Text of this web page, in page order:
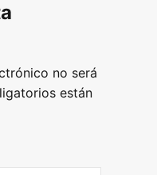
no será
están